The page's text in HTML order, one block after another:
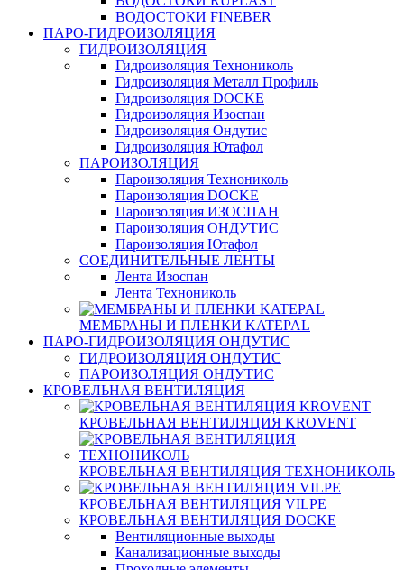
ВОДОСТОКИ FINEBER
ПАРО-ГИДРОИЗОЛЯЦИЯ
ГИДРОИЗОЛЯЦИЯ
Гидроизоляция Технониколь
Гидроизоляция Металл Профиль
Гидроизоляция DOCKE
Гидроизоляция Изоспан
Гидроизоляция Ондутис
Гидроизоляция Ютафол
ПАРОИЗОЛЯЦИЯ
Пароизоляция Технониколь
Пароизоляция DOCKE
Пароизоляция ИЗОСПАН
Пароизоляция ОНДУТИС
Пароизоляция Ютафол
СОЕДИНИТЕЛЬНЫЕ ЛЕНТЫ
Лента Изоспан
Лента Технониколь
МЕМБРАНЫ И ПЛЕНКИ KATEPAL
ПАРО-ГИДРОИЗОЛЯЦИЯ ОНДУТИС
ГИДРОИЗОЛЯЦИЯ ОНДУТИС
ПАРОИЗОЛЯЦИЯ ОНДУТИС
КРОВЕЛЬНАЯ ВЕНТИЛЯЦИЯ
КРОВЕЛЬНАЯ ВЕНТИЛЯЦИЯ KROVENT
КРОВЕЛЬНАЯ ВЕНТИЛЯЦИЯ ТЕХНОНИКОЛЬ
КРОВЕЛЬНАЯ ВЕНТИЛЯЦИЯ VILPE
КРОВЕЛЬНАЯ ВЕНТИЛЯЦИЯ DOCKE
Вентиляционные выходы
Канализационные выходы